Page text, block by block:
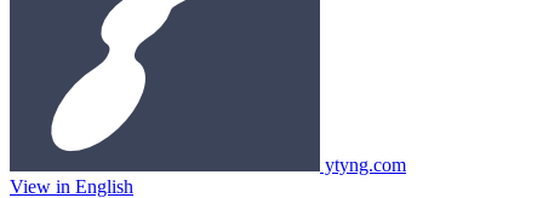
ytyng.com
View in English